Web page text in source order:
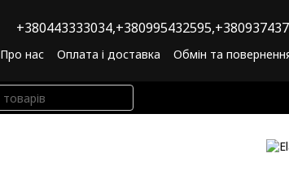
+380443333034,+380995432595,
Про нас Оплата і доставка Обмін та